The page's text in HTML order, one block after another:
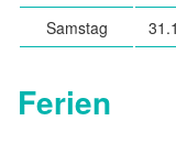
Schülerrat
Samstag
Ferien